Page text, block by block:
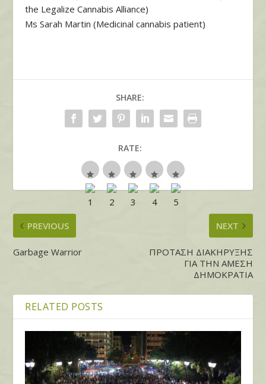
the Legalize Cannabis Alliance)
Ms Sarah Martin (Medicinal cannabis patient)
SHARE:
RATE:
PREVIOUS
Garbage Warrior
NEXT
ΠΡΟΤΑΣΗ ΔΙΑΚΗΡΥΞΗΣ
ΓΙΑ ΤΗΝ ΑΜΕΣΗ
ΔΗΜΟΚΡΑΤΙΑ
RELATED POSTS